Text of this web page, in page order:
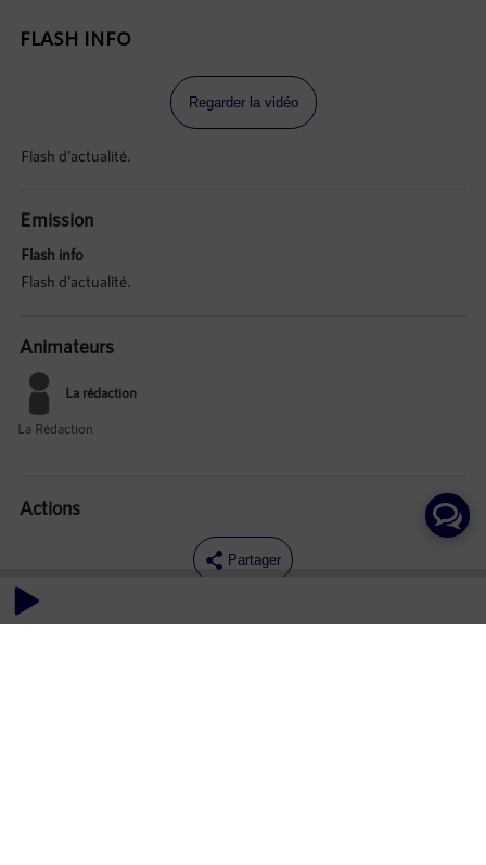
FLASH INFO
Regarder la vidéo
Flash d'actualité.
Emission
Flash info
Flash d'actualité.
Animateurs
La rédaction
La Rédaction
Actions
Partager
Commentaires